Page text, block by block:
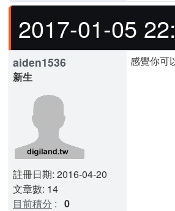
2017-01-05
aiden1536
新生
註冊日期: 2016-04-20
文章數: 14
目前積分 : 0
感覺你可